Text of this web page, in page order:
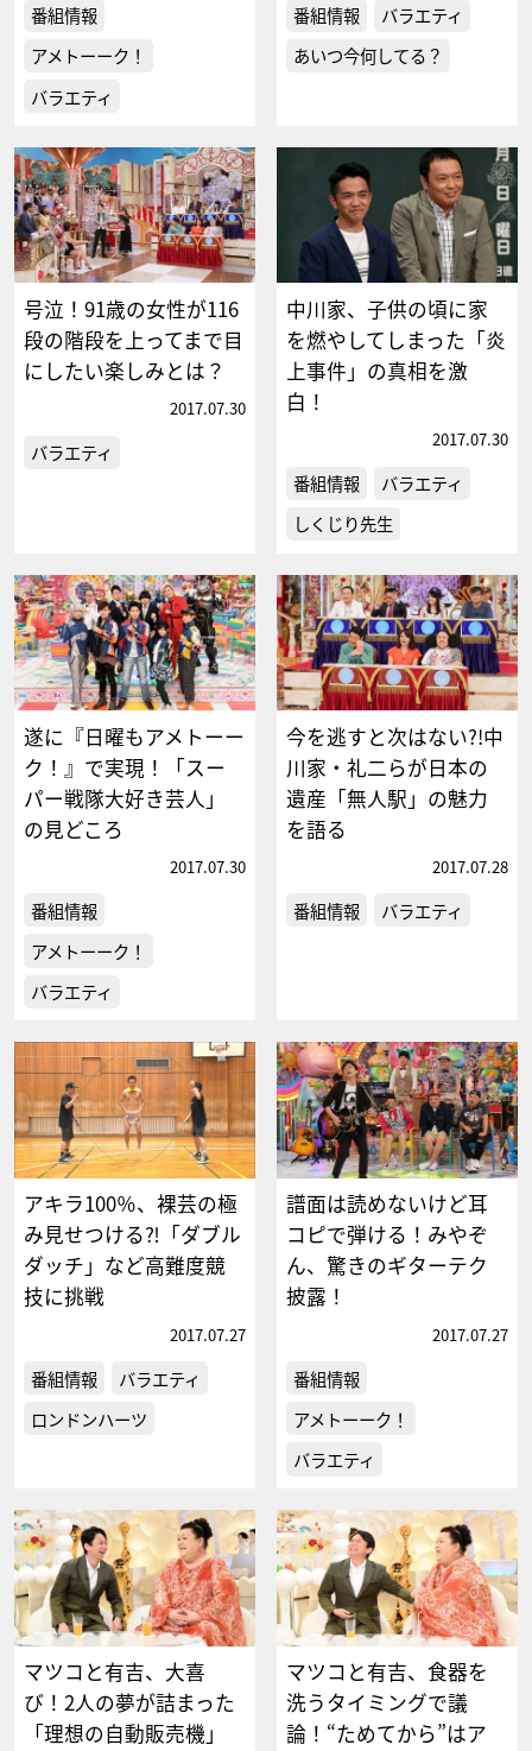
番組情報
アメトーーク！
バラエティ
番組情報
バラエティ
あいつ今何してる？
号泣！91歳の女性が116
段の階段を上ってまで目
にしたい楽しみとは？
2017.07.30
バラエティ
中川家、子供の頃に家
を燃やしてしまった「炎
上事件」の真相を激
白！
2017.07.30
番組情報
バラエティ
しくじり先生
遂に『日曜もアメトーー
ク！』で実現！「スー
パー戦隊大好き芸人」
の見どころ
2017.07.30
番組情報
アメトーーク！
バラエティ
今を逃すと次はない?!中
川家・礼二らが日本の
遺産「無人駅」の魅力
を語る
2017.07.28
番組情報 バラエティ
アキラ100％、裸芸の極
み見せつける⁈「ダブル
ダッチ」など高難度競
技に挑戦
2017.07.27
番組情報
バラエティ
ロンドンハーツ
譜面は読めないけど耳
コピで弾ける！みやぞ
ん、驚きのギターテク
披露！
2017.07.27
番組情報
アメトーーク！
バラエティ
マツコと有吉、大喜
び！2人の夢が詰まった
「理想の自動販売機」
マツコと有吉、食器を
洗うタイミングで議
論！“ためてから”はア